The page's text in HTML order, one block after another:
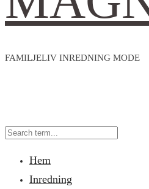
FAMILJELIV INREDNING MODE
Hem
Inredning